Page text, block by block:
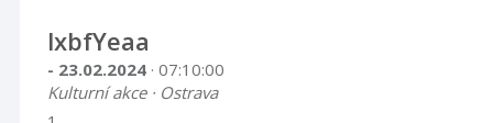
lxbfYeaa
- 23.02.2024 · 07:10:00
Kulturní akce · Ostrava